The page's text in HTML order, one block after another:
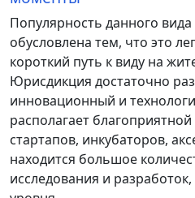
Популярность данного
обусловлена тем, что это
короткий путь к виду на
Юрисдикция достаточно
инновационный и
располагает
стартапов, инкубаторов,
находится большое
исследования и